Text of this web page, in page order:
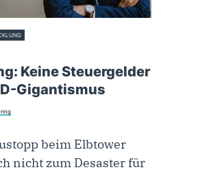
Keine Steuergelder
Gigantismus
beim Elbtower
nicht zum Desaster für